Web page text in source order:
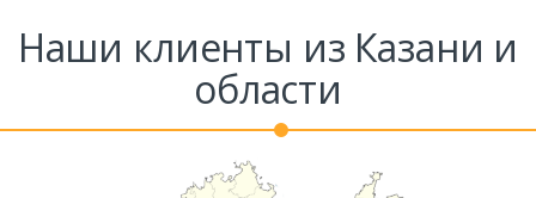
Наши клиенты из Казани и
области